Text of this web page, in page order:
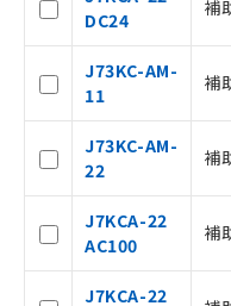
DC24
補
J73KC-AM-
11
補
J73KC-AM-
22
補
J7KCA-22
AC100
補
J7KCA-22
ご利用条
以下の条件をお
ご利用ください。
本サービ
抜)を提供